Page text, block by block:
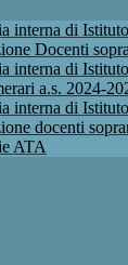
interna di
Docenti
interna di
a.s. 2024-
interna di
docenti
ATA